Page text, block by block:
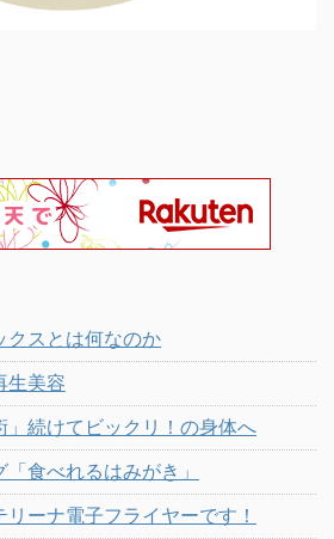
クスとは何なのか
生美容
」続けてビックリ！の身体へ
食べれるはみがき」
リーナ電子フライヤーです！